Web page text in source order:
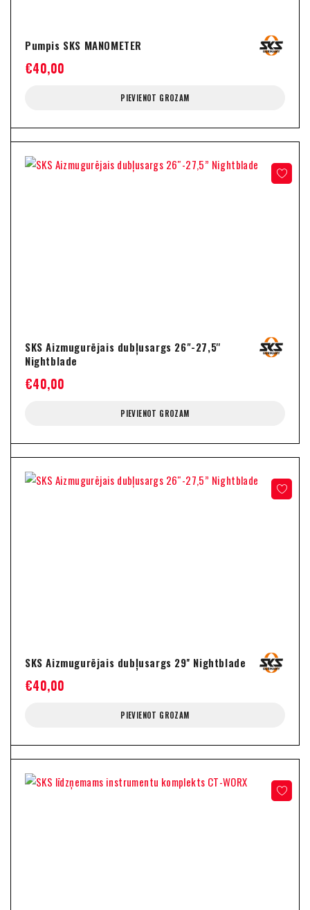
Pumpis SKS MANOMETER
€40,00
PIEVIENOT GROZAM
SKS Aizmugurējais dubļusargs 26"-27,5''
Nightblade
€40,00
PIEVIENOT GROZAM
SKS Aizmugurējais dubļusargs 29'' Nightblade
€40,00
PIEVIENOT GROZAM